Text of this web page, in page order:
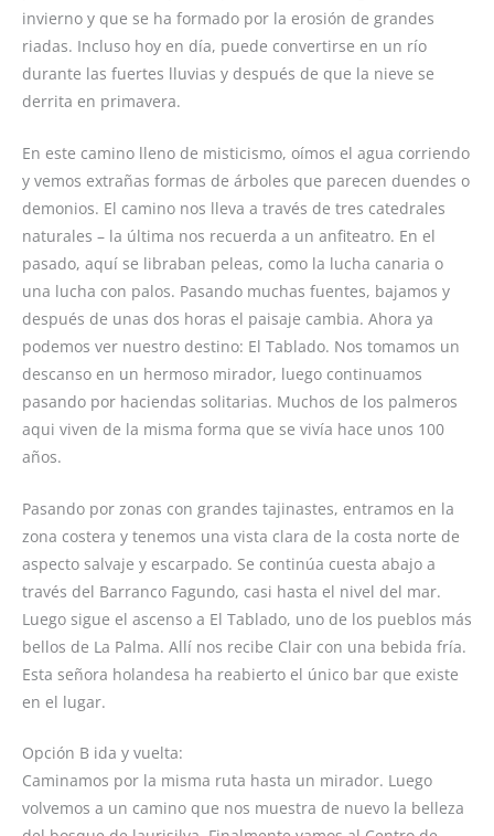
invierno y que se ha formado por la erosión de grandes
riadas. Incluso hoy en día, puede convertirse en un río
durante las fuertes lluvias y después de que la nieve se
derrita en primavera.
En este camino lleno de misticismo, oímos el agua corriendo
y vemos extrañas formas de árboles que parecen duendes o
demonios. El camino nos lleva a través de tres catedrales
naturales – la última nos recuerda a un anfiteatro. En el
pasado, aquí se libraban peleas, como la lucha canaria o
una lucha con palos. Pasando muchas fuentes, bajamos y
después de unas dos horas el paisaje cambia. Ahora ya
podemos ver nuestro destino: El Tablado. Nos tomamos un
descanso en un hermoso mirador, luego continuamos
pasando por haciendas solitarias. Muchos de los palmeros
aqui viven de la misma forma que se vivía hace unos 100
años.
Pasando por zonas con grandes tajinastes, entramos en la
zona costera y tenemos una vista clara de la costa norte de
aspecto salvaje y escarpado. Se continúa cuesta abajo a
través del Barranco Fagundo, casi hasta el nivel del mar.
Luego sigue el ascenso a El Tablado, uno de los pueblos más
bellos de La Palma. Allí nos recibe Clair con una bebida fría.
Esta señora holandesa ha reabierto el único bar que existe
en el lugar.
Opción B ida y vuelta:
Caminamos por la misma ruta hasta un mirador. Luego
volvemos a un camino que nos muestra de nuevo la belleza